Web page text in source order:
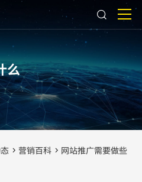
么
营销百科
网站推广需要做些